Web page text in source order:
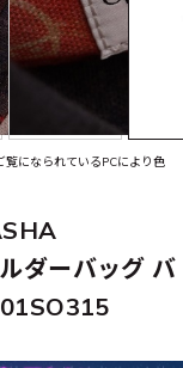
になられているPCにより色
ダーバッグ バ